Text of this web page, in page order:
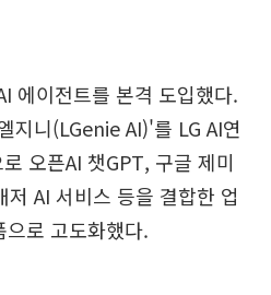
에이전트를 본격 도입했다.
지니(LGenie AI)'를 LG AI연
오픈AI 챗GPT, 구글 제미
AI 서비스 등을 결합한 업
로 고도화했다.